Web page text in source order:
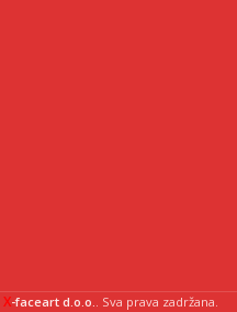
X-faceart d.o.o.. Sva prava zadržana.